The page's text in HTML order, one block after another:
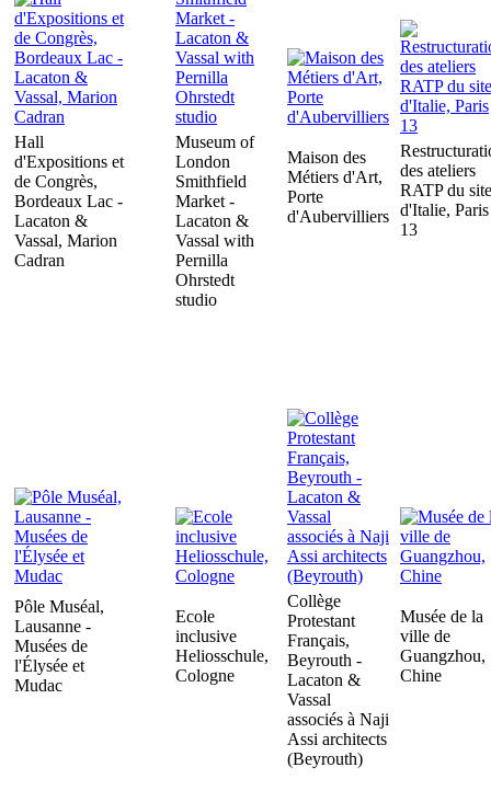
Hall
d'Expositions et
de Congrès,
Bordeaux Lac -
Lacaton &
Vassal, Marion
Cadran
Museum of
London
Smithfield
Market -
Lacaton &
Vassal with
Pernilla
Ohrstedt
studio
Maison des
Métiers d'Art,
Porte
d'Aubervilliers
des ateliers
RATP du site
d'Italie, Paris
13
Pôle Muséal,
Lausanne -
Musées de
l'Élysée et
Mudac
Ecole
inclusive
Heliosschule,
Cologne
Collège
Protestant
Français,
Beyrouth -
Lacaton &
Vassal
associés à Naji
Assi architects
(Beyrouth)
Musée de la
ville de
Guangzhou,
Chine